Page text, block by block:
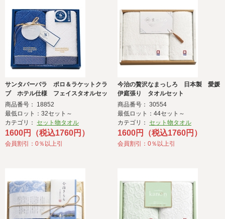
サンタバーバラ ポロ＆ラケットクラ
ブ ホテル仕様 フェイスタオルセッ
ト
商品番号： 18852
最低ロット：32セット～
カテゴリ： セット物タオル
1600円（税込1760円）
会員割引：0％以上引
今治の贅沢なまっしろ 日本製 愛媛
伊庭張り タオルセット
商品番号： 30554
最低ロット：44セット～
カテゴリ： セット物タオル
1600円（税込1760円）
会員割引：0％以上引